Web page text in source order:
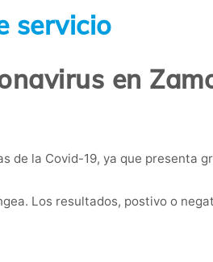
servicio
en
de la Covid-19, ya que presenta
Los resultados, postivo o